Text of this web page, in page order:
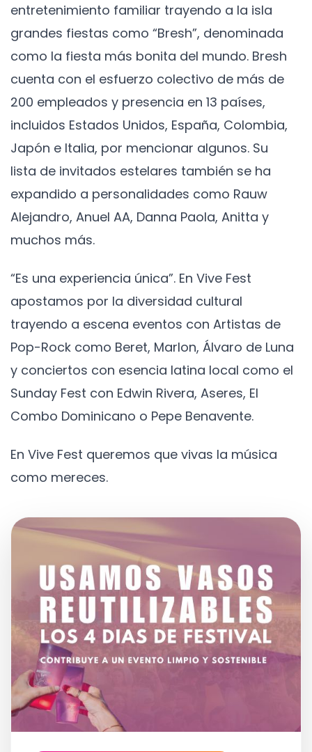
entretenimiento familiar trayendo a la isla
grandes fiestas como “Bresh”, denominada
como la fiesta más bonita del mundo. Bresh
cuenta con el esfuerzo colectivo de más de
200 empleados y presencia en 13 países,
incluidos Estados Unidos, España, Colombia,
Japón e Italia, por mencionar algunos. Su
lista de invitados estelares también se ha
expandido a personalidades como Rauw
Alejandro, Anuel AA, Danna Paola, Anitta y
muchos más.
“Es una experiencia única”. En Vive Fest
apostamos por la diversidad cultural
trayendo a escena eventos con Artistas de
Pop-Rock como Beret, Marlon, Álvaro de Luna
y conciertos con esencia latina local como el
Sunday Fest con Edwin Rivera, Aseres, El
Combo Dominicano o Pepe Benavente.
En Vive Fest queremos que vivas la música
como mereces.